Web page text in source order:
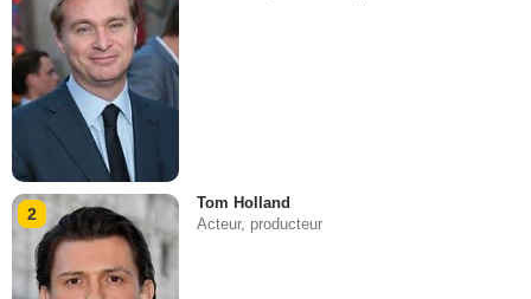
2
Tom Holland
Acteur, producteur